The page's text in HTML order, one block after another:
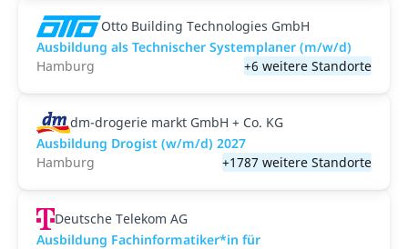
Otto Building Technologies GmbH
Ausbildung als Technischer Systemplaner (m/w/d)
Hamburg
+6 weitere Standorte
dm-drogerie markt GmbH + Co. KG
Ausbildung Drogist (w/m/d) 2027
Hamburg
+1787 weitere Standorte
Deutsche Telekom AG
Ausbildung Fachinformatiker*in für